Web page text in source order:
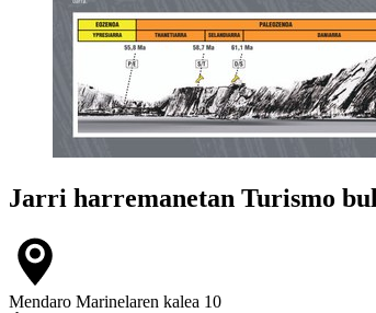
Jarri harremanetan Turismo
Mendaro Marinelaren kalea 10